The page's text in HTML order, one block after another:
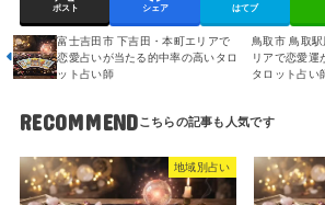
ポスト シェア はてブ
富士吉田市 下吉田・本町エリアで
恋愛占いが当たる的中率の高いタロ
ット占い師
鳥取市 鳥取
リアで恋愛運
タロット占い
RECOMMEND
地域別占い